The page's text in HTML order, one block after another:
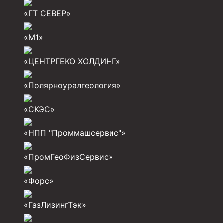
Инструмент для бурения и КРС (ловильный,
Шаблоны колонные
Перья гидромониторные
Желонки
Ерши механические
Скреперы механические
Труболовки
«ГТ СЕВЕР»
«М1»
«ЦЕНТРГЕКО ХОЛДИНГ»
«Полярноуралгеология»
«СКЭС»
«НПП "Проммашсервис"»
«ПромГеоФизСервис»
«Форс»
«ГазЛизингТэк»